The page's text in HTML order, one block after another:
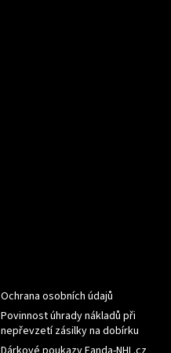
Ochrana osobních údajů
Povinnost úhrady nákladů při
nepřevzetí zásilky na dobírku